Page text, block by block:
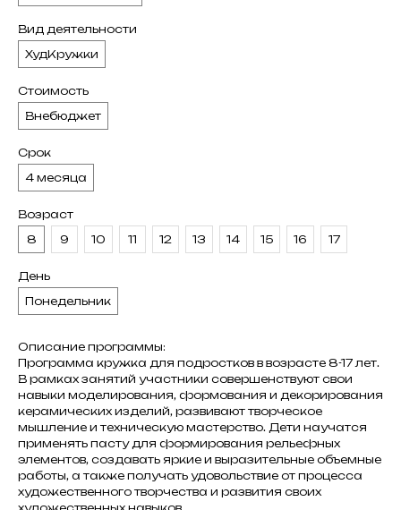
Вид деятельности
ХудКружки
Стоимость
Внебюджет
Срок
4 месяца
Возраст
8
9 10 11 12 13 14 15 16 17
День
Понедельник
Описание программы:
Программа кружка для подростков в возрасте 8-17 лет.
В рамках занятий участники совершенствуют свои
навыки моделирования, формования и декорирования
керамических изделий, развивают творческое
мышление и техническую мастерство. Дети научатся
применять пасту для формирования рельефных
элементов, создавать яркие и выразительные объемные
работы, а также получать удовольствие от процесса
художественного творчества и развития своих